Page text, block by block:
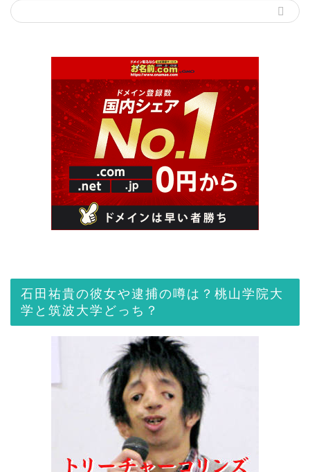
石田祐貴の彼女や逮捕の噂は？桃山学院大
学と筑波大学どっち？